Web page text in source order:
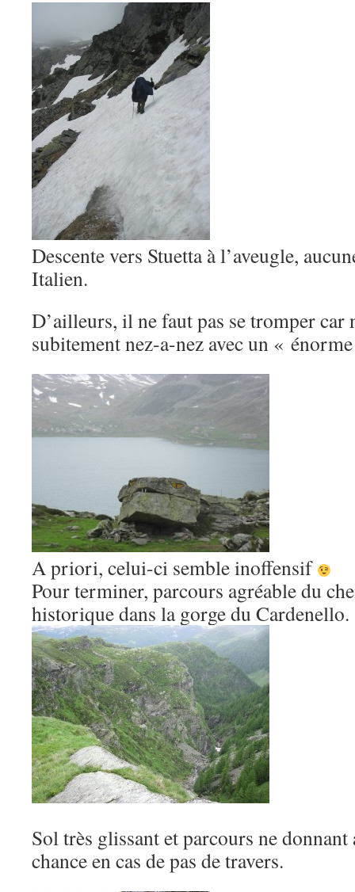
Descente vers Stuetta à l’aveugle,
Italien.
D’ailleurs, il ne faut pas se tromper car
subitement nez-a-nez avec un «
A priori, celui-ci semble inoffensif
Pour terminer, parcours agréable du
historique dans la gorge du Cardenello.
Sol très glissant et parcours ne donnant
chance en cas de pas de travers.